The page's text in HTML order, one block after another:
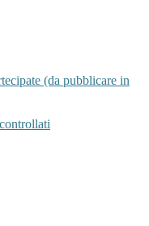
(da pubblicare in